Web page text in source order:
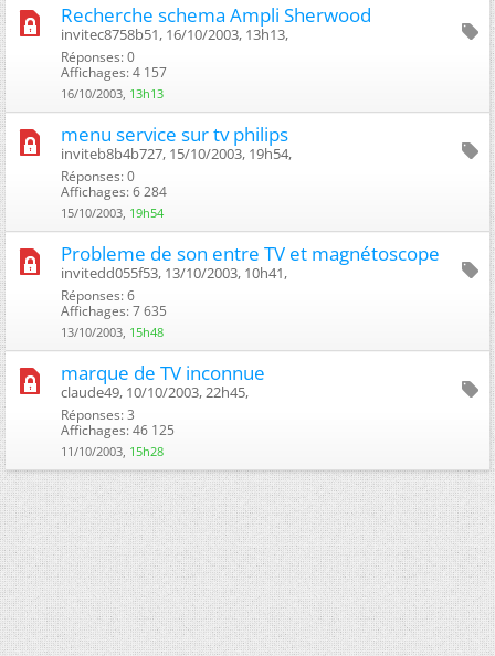
Recherche schema Ampli Sherwood
invitec8758b51, 16/10/2003, 13h13, ‎
Réponses: 0
Affichages: 4 157
16/10/2003, 13h13
menu service sur tv philips
inviteb8b4b727, 15/10/2003, 19h54, ‎
Réponses: 0
Affichages: 6 284
15/10/2003, 19h54
Probleme de son entre TV et magnétoscope
invitedd055f53, 13/10/2003, 10h41, ‎
Réponses: 6
Affichages: 7 635
13/10/2003, 15h48
marque de TV inconnue
claude49, 10/10/2003, 22h45, ‎
Réponses: 3
Affichages: 46 125
11/10/2003, 15h28